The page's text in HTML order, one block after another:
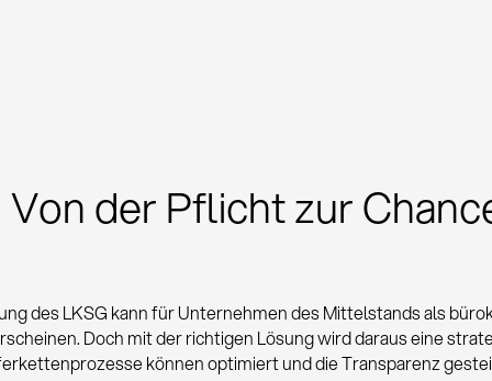
Von der Pflicht zur
des LKSG kann für Unternehmen des Mittelstands als
Doch mit der richtigen Lösung wird daraus eine
können optimiert und die Transparenz